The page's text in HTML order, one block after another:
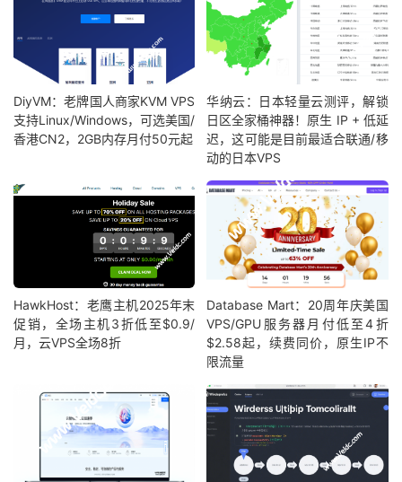
DiyVM：老牌国人商家KVM VPS
支持Linux/Windows，可选美国/
香港CN2，2GB内存月付50元起
华纳云：日本轻量云测评，解锁
日区全家桶神器！原生 IP + 低延
迟，这可能是目前最适合联通/移
动的日本VPS
HawkHost：老鹰主机2025年末
促销，全场主机3折低至$0.9/
月，云VPS全场8折
Database Mart：20周年庆美国
VPS/GPU服务器月付低至4折
$2.58起，续费同价，原生IP不
限流量